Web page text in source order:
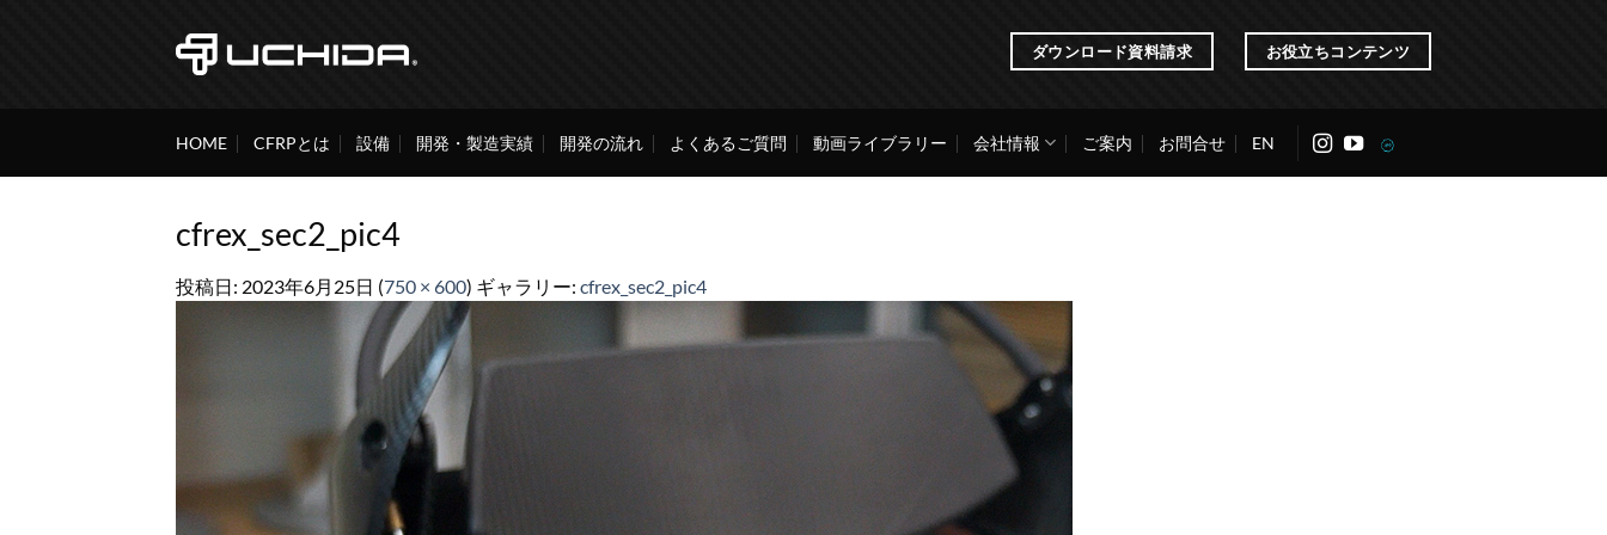
ダウンロード資料請求 お役立ちコンテンツ
HOME CFRPとは 設備 開発・製造実績 開発の流れ よくあるご質問 動画ライブラリー 会社情報 ご案内 お問合せ EN
cfrex_sec2_pic4
投稿日: 2023年6月25日 (750 × 600) ギャラリー: cfrex_sec2_pic4